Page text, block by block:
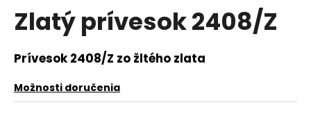
produktu
je
z
5
Zlatý prívesok 2408/Z
Prívesok 2408/Z zo žltého zlata
Možnosti doručenia
O